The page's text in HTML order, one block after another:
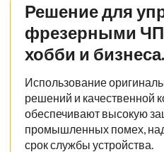
Решение для
фрезерными
хобби и бизнеса.
Использование
решений и качественной
обеспечивают высокую
промышленных помех,
срок службы устройства.